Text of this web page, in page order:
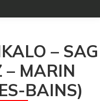
– SAG
– MARIN
BAINS)